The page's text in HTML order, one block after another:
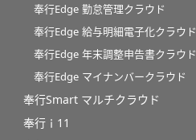
奉行Edge 勤怠管理クラウド
奉行Edge 給与明細電子化クラウド
奉行Edge 年末調整申告書クラウド
奉行Edge マイナンバークラウド
奉行Smart マルチクラウド
奉行ｉ11